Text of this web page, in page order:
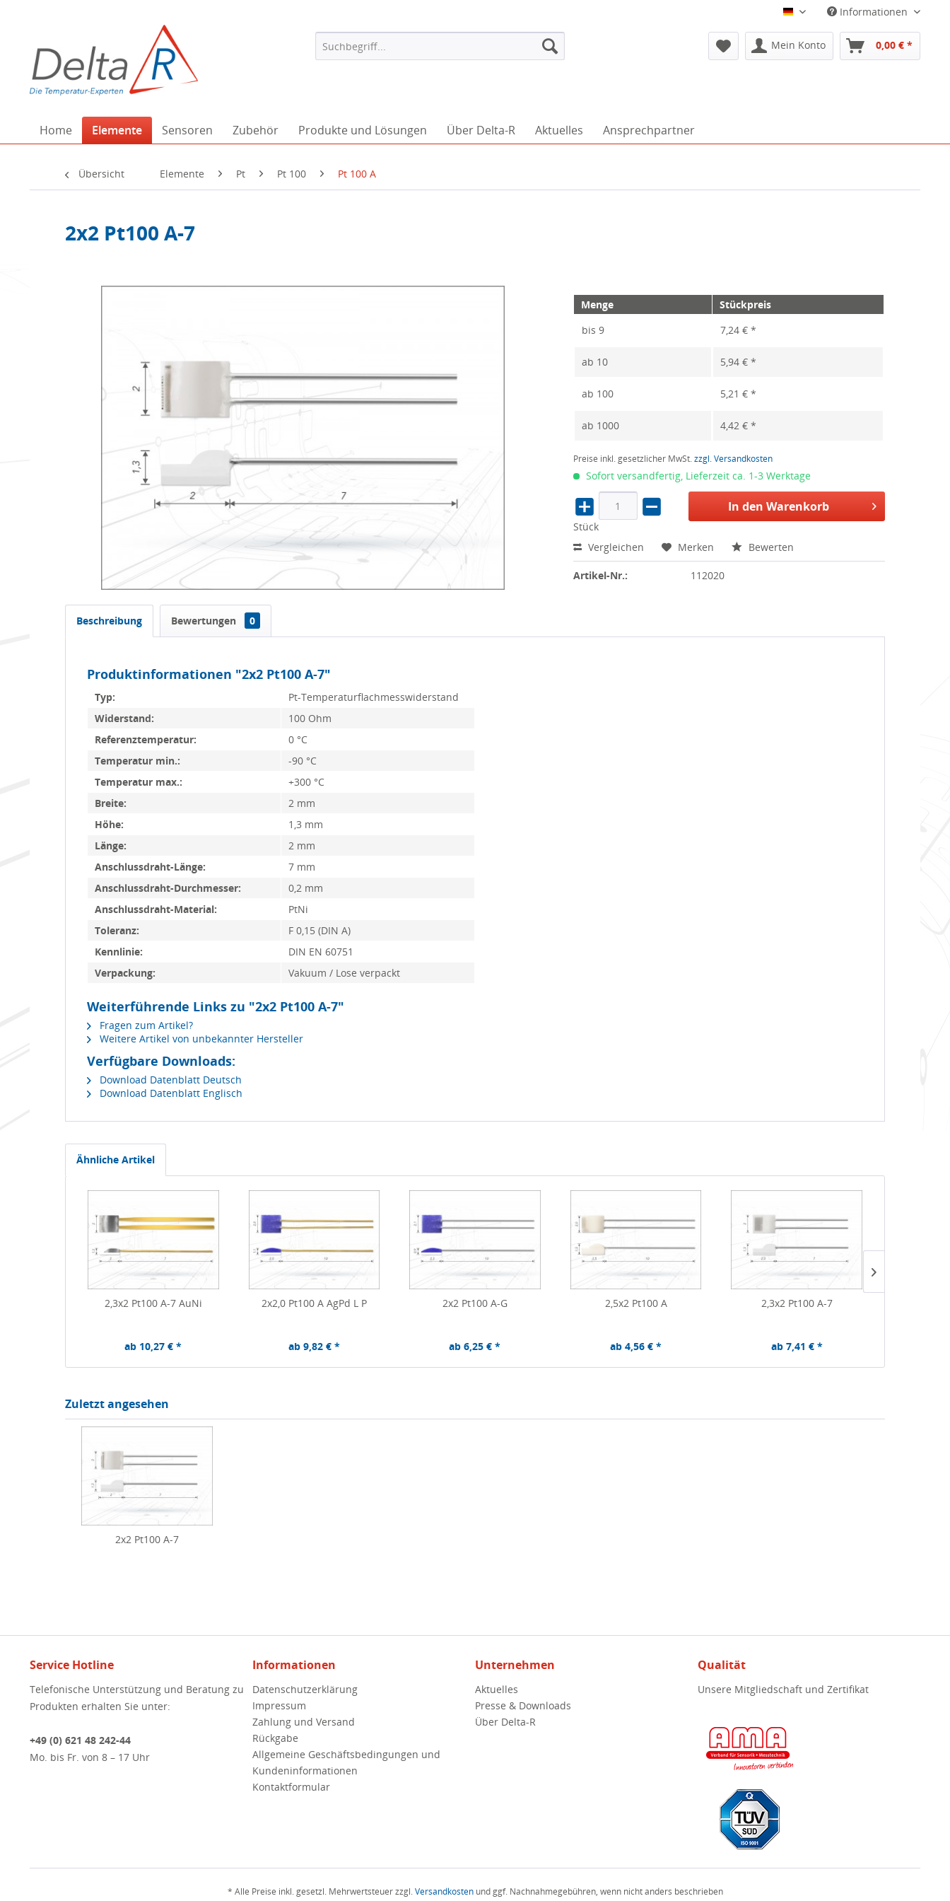
Deutsch Informationen
Mein Konto 0,00 € *
Home Elemente Sensoren Zubehör Produkte und Lösungen Über Delta-R Aktuelles Ansprechpartner
Übersicht Elemente Pt Pt 100 Pt 100 A
2x2 Pt100 A-7
Menge
Stückpreis
bis9 7,24 € *
ab 10 5,94 € *
ab 100 5,21 € *
ab 1000 4,42 € *
Preise inkl. gesetzlicher MwSt.zzgl. Versandkosten
Sofort versandfertig, Lieferzeit ca. 1-3 Werktage
Stück
In den Warenkorb
Vergleichen Merken Bewerten
Artikel-Nr.: 112020
Beschreibung Bewertungen 0
Produktinformationen "2x2 Pt100 A-7"
Typ:
Pt-Temperaturflachmesswiderstand
Widerstand:
100 Ohm
Referenztemperatur:
0 °C
Temperatur min.:
-90 °C
Temperatur max.:
+300 °C
Breite:
2 mm
Höhe:
1,3 mm
Länge:
2 mm
Anschlussdraht-Länge:
7 mm
Anschlussdraht-Durchmesser:
0,2 mm
Anschlussdraht-Material:
PtNi
Toleranz:
F 0,15 (DIN A)
Kennlinie:
DIN EN 60751
Verpackung:
Vakuum / Lose verpackt
Weiterführende Links zu "2x2 Pt100 A-7"
Fragen zum Artikel?
Weitere Artikel von unbekannter Hersteller
Verfügbare Downloads:
Download Datenblatt Deutsch
Download Datenblatt Englisch
Ähnliche Artikel
2,3x2 Pt100 A-7 AuNi
ab 10,27 € *
2x2,0 Pt100 A AgPd L P
ab 9,82 € *
2x2 Pt100 A-G
ab 6,25 € *
2,5x2 Pt100 A
ab 4,56 € *
2,3x2 Pt100 A-7
ab 7,41 € *
Zuletzt angesehen
2x2 Pt100 A-7
Service Hotline
Telefonische Unterstützung und Beratung zu
Produkten erhalten Sie unter:
+49 (0) 621 48 242-44
Mo. bis Fr. von 8 – 17 Uhr
Informationen
Datenschutzerklärung
Impressum
Zahlung und Versand
Rückgabe
Allgemeine Geschäftsbedingungen und
Kundeninformationen
Kontaktformular
Unternehmen
Aktuelles
Presse & Downloads
Über Delta-R
Qualität
Unsere Mitgliedschaft und Zertifikat
* Alle Preise inkl. gesetzl. Mehrwertsteuer zzgl.Versandkostenund ggf. Nachnahmegebühren, wenn nicht anders beschrieben